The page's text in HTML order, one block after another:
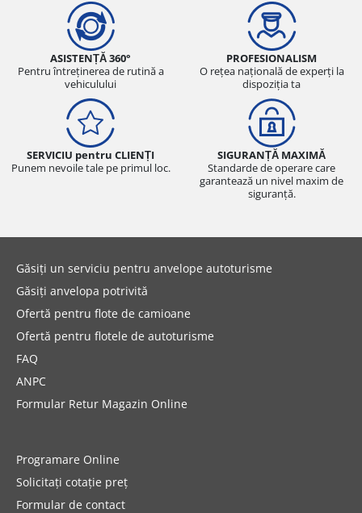
ASISTENȚĂ 360°
Pentru întreținerea de rutină a
vehiculului
PROFESIONALISM
O rețea națională de experți la
dispoziția ta
SERVICIU pentru CLIENȚI
Punem nevoile tale pe primul loc.
SIGURANȚĂ MAXIMĂ
Standarde de operare care
garantează un nivel maxim de
siguranță.
Găsiți un serviciu pentru anvelope autoturisme
Găsiți anvelopa potrivită
Ofertă pentru flote de camioane
Ofertă pentru flotele de autoturisme
FAQ
ANPC
Formular Retur Magazin Online
Programare Online
Solicitați cotație preț
Formular de contact